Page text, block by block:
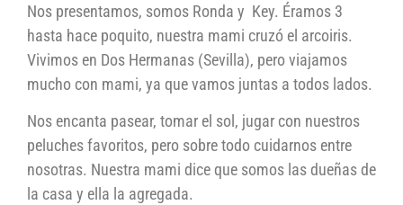
Nos presentamos, somos Ronda y Key. Éramos 3
hasta hace poquito, nuestra mami cruzó el arcoiris.
Vivimos en Dos Hermanas (Sevilla), pero viajamos
mucho con mami, ya que vamos juntas a todos lados.
Nos encanta pasear, tomar el sol, jugar con nuestros
peluches favoritos, pero sobre todo cuidarnos entre
nosotras. Nuestra mami dice que somos las dueñas de
la casa y ella la agregada.